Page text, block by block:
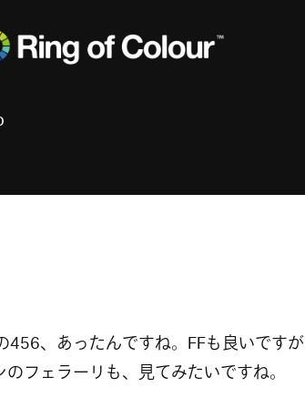
456、あったんですね。FFも良いです
フェラーリも、見てみたいですね。